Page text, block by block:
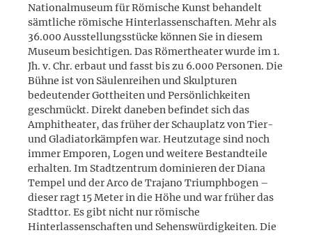
Nationalmuseum für Römische Kunst behandelt
sämtliche römische Hinterlassenschaften. Mehr als
36.000 Ausstellungsstücke können Sie in diesem
Museum besichtigen. Das Römertheater wurde im 1.
Jh. v. Chr. erbaut und fasst bis zu 6.000 Personen. Die
Bühne ist von Säulenreihen und Skulpturen
bedeutender Gottheiten und Persönlichkeiten
geschmückt. Direkt daneben befindet sich das
Amphitheater, das früher der Schauplatz von Tier-
und Gladiatorkämpfen war. Heutzutage sind noch
immer Emporen, Logen und weitere Bestandteile
erhalten. Im Stadtzentrum dominieren der Diana
Tempel und der Arco de Trajano Triumphbogen –
dieser ragt 15 Meter in die Höhe und war früher das
Stadttor. Es gibt nicht nur römische
Hinterlassenschaften und Sehenswürdigkeiten. Die